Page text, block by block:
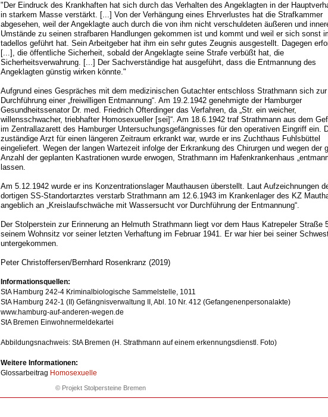
"Der Eindruck des Krankhaften hat sich durch das Verhalten des Angeklagten in der
in starkem Masse verstärkt. [...] Von der Verhängung eines Ehrverlustes hat die Strafkammer
abgesehen, weil der Angeklagte auch durch die von ihm nicht verschuldeten äußeren und
Umstände zu seinen strafbaren Handlungen gekommen ist und kommt und weil er sich sonst
tadellos geführt hat. Sein Arbeitgeber hat ihm ein sehr gutes Zeugnis ausgestellt. Dagegen
[...], die öffentliche Sicherheit, sobald der Angeklagte seine Strafe verbüßt hat, die
Sicherheitsverwahrung. [...] Der Sachverständige hat ausgeführt, dass die Entmannung des
Angeklagten günstig wirken könnte."
Aufgrund eines Gespräches mit dem medizinischen Gutachter entschloss Strathmann sich zur
Durchführung einer „freiwilligen Entmannung“. Am 19.2.1942 genehmigte der Hamburger
Gesundheitssenator Dr. med. Friedrich Ofterdinger das Verfahren, da „Str. ein weicher,
willensschwacher, triebhafter Homosexueller [sei]“. Am 18.6.1942 traf Strathmann aus dem
im Zentrallazarett des Hamburger Untersuchungsgefängnisses für den operativen Eingriff ein.
zuständige Arzt für einen längeren Zeitraum erkrankt war, wurde er ins Zuchthaus Fuhlsbüttel
eingeliefert. Wegen der langen Wartezeit infolge der Erkrankung des Chirurgen und wegen der
Anzahl der geplanten Kastrationen wurde erwogen, Strathmann im Hafenkrankenhaus
lassen.
Am 5.12.1942 wurde er ins Konzentrationslager Mauthausen überstellt. Laut Aufzeichnungen
dortigen SS-Standortarztes verstarb Strathmann am 12.6.1943 im Krankenlager des KZ
angeblich an „Kreislaufschwäche mit Wassersucht vor Durchführung der Entmannung“.
Der Stolperstein zur Erinnerung an Helmuth Strathmann liegt vor dem Haus Katrepeler Straße
seinem Wohnsitz vor seiner letzten Verhaftung im Februar 1941. Er war hier bei seiner
untergekommen.
Peter Christoffersen/Bernhard Rosenkranz (2019)
Informationsquellen:
StA Hamburg 242-4 Kriminalbiologische Sammelstelle, 1011
StA Hamburg 242-1 (II) Gefängnisverwaltung II, Abl. 10 Nr. 412 (Gefangenenpersonalakte)
www.hamburg-auf-anderen-wegen.de
StA Bremen Einwohnermeldekartei
Abbildungsnachweis: StA Bremen (H. Strathmann auf einem erkennungsdienstl. Foto)
Weitere Informationen:
Glossarbeitrag Homosexuelle
© Projekt Stolpersteine Bremen